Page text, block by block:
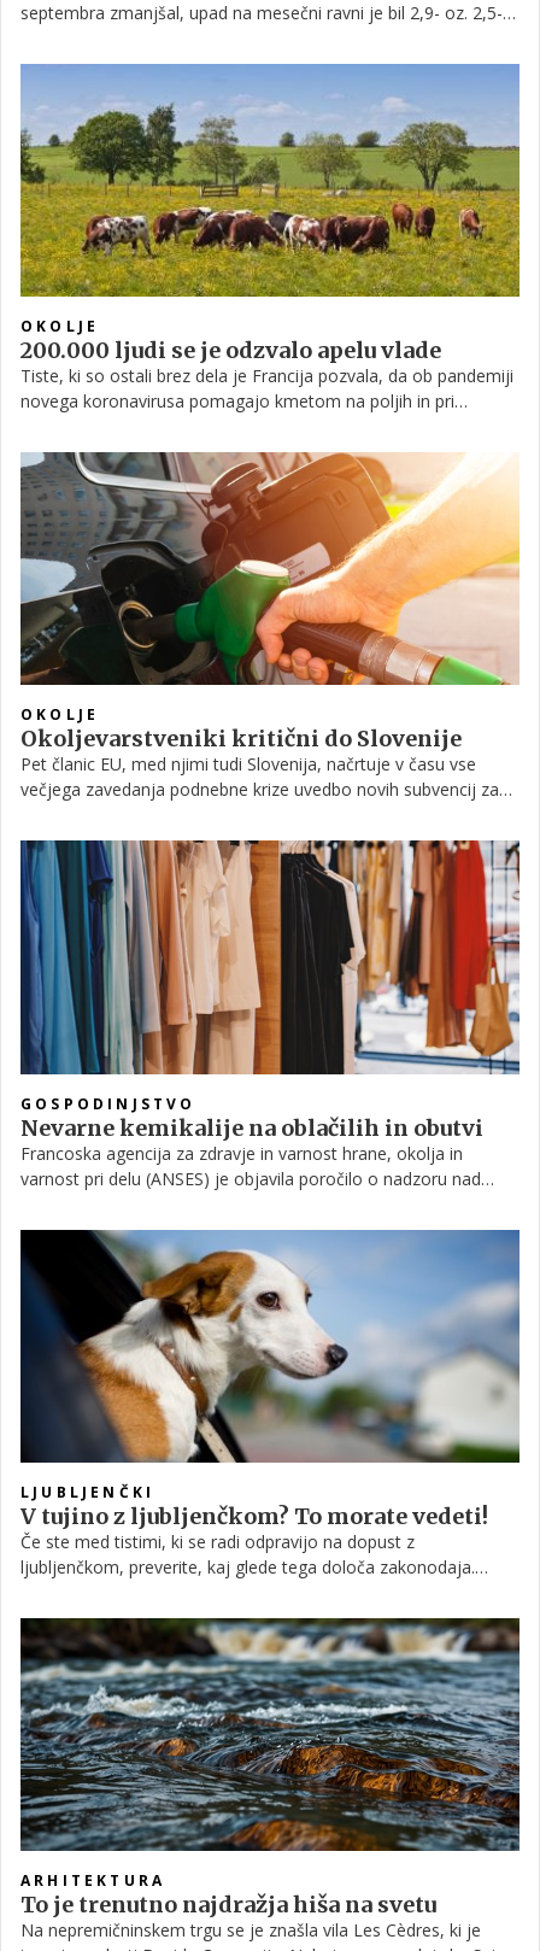
septembra zmanjšal, upad na mesečni ravni je bil 2,9- oz. 2,5-
odstoten. Slovenija pa je tako na mesečni ravni kot v medletni
primerjavi tudi septembra zabeležila eno višjih rasti, je danes
objavil evropski statistični urad Eurostat.
OKOLJE
200.000 ljudi se je odzvalo apelu vlade
Tiste, ki so ostali brez dela je Francija pozvala, da ob pandemiji
novega koronavirusa pomagajo kmetom na poljih in pri
OKOLJE
Okoljevarstveniki kritični do Slovenije
Pet članic EU, med njimi tudi Slovenija, načrtuje v času vse
večjega zavedanja podnebne krize uvedbo novih subvencij za
do leta 2030, opozarjajo okoljevarstveni strokovnjaki v novi
analizi osnutkov nacionalnih energetskih in podnebnih načrtov
28 članic EU.
GOSPODINJSTVO
Nevarne kemikalije na oblačilih in obutvi
Francoska agencija za zdravje in varnost hrane, okolja in
varnost pri delu (ANSES) je objavila poročilo o nadzoru nad
prej kot pomirjujoči.
LJUBLJENČKI
V tujino z ljubljenčkom? To morate vedeti!
Če ste med tistimi, ki se radi odpravijo na dopust z
ljubljenčkom, preverite, kaj glede tega določa zakonodaja.
znotraj EU, kako če izven EU?
ARHITEKTURA
To je trenutno najdražja hiša na svetu
Na nepremičninskem trgu se je znašla vila Les Cèdres, ki je